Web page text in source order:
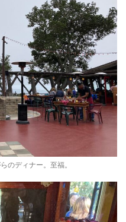
のディナー。至福。